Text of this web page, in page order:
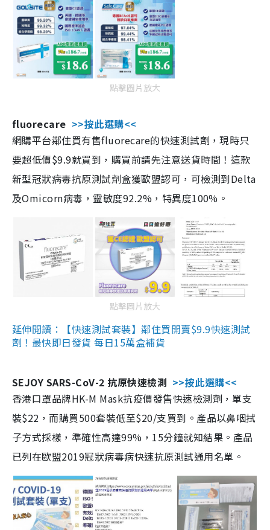
點擊圖片放大
fluorecare >>按此選購<<
網購平台鄰住買有售fluorecare的快速測試劑，現時只
要超低價$9.9就買到，購買前請先注意送貨時間！這款
新型冠狀病毒抗原測試劑盒獲歐盟認可，可檢測到Delta
及Omicorn病毒，靈敏度92.2%，特異度100%。
點擊圖片放大
延伸閱讀：【快速測試套裝】鄰住買開賣$9.9快速測試
劑！最快即日發貨 每日15萬盒補貨
SEJOY SARS-CoV-2 抗原快速檢測 >>按此選購<<
香港口罩品牌HK-M Mask抗疫價發售快速檢測劑，單支
裝$22，而購買500套裝低至$20/支買到。產品以鼻咽拭
子方式採樣，準確性高達99%，15分鐘就知結果。產品
已列在歐盟2019冠狀病毒病快速抗原測試通用名單。